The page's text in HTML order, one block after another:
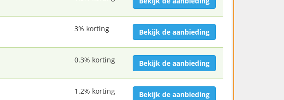
3% korting Bekijk de aanbieding
0.3% korting Bekijk de aanbieding
1.2% korting Bekijk de aanbieding